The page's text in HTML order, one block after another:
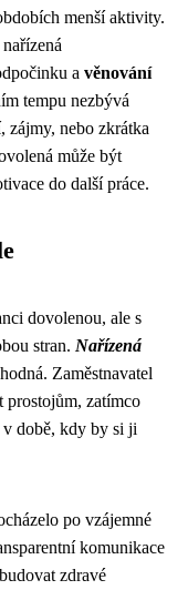
menší aktivity.
a věnování
tempu nezbývá
zájmy, nebo zkrátka
může být
do další práce.
dovolenou, ale s
stran. Nařízená
Zaměstnavatel
prostojům, zatímco
v době, kdy by si ji
po vzájemné
komunikace
zdravé